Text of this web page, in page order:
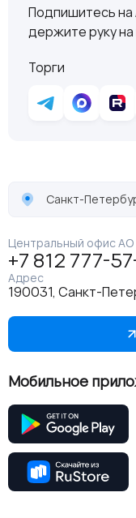
Подпишитесь на
держите руку на
Торги
Санкт-
Центральный офис
+7 812 777-
Адрес
190031, Санкт-
Мобильное